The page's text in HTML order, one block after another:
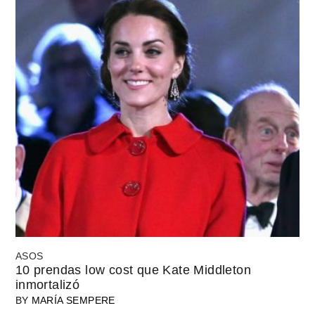
ASOS
10 prendas low cost que Kate Middleton
inmortalizó
BY MARÍA SEMPERE